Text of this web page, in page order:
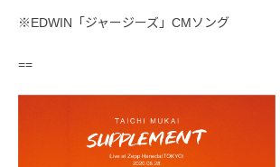
※EDWIN「ジャージーズ」CMソング
==